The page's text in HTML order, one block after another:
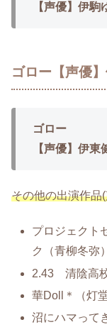
【声優】伊駒
ゴロー【声優
ゴロー
【声優】伊東
その他の出演作品
プロジェクト
ク（青柳冬弥）
2.43 清陰高
華Doll＊（灯
沼にハマって